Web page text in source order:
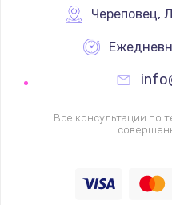
Череповец,
Все консультации по